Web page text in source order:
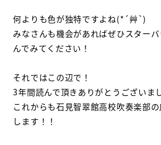
何よりも色が独特ですよね(*´艸 `)
みなさんも機会があればぜひスター
んでみてください！
それではこの辺で！
3年間読んで頂きありがとうございま
これからも石見智翠館高校吹奏楽部
します！！